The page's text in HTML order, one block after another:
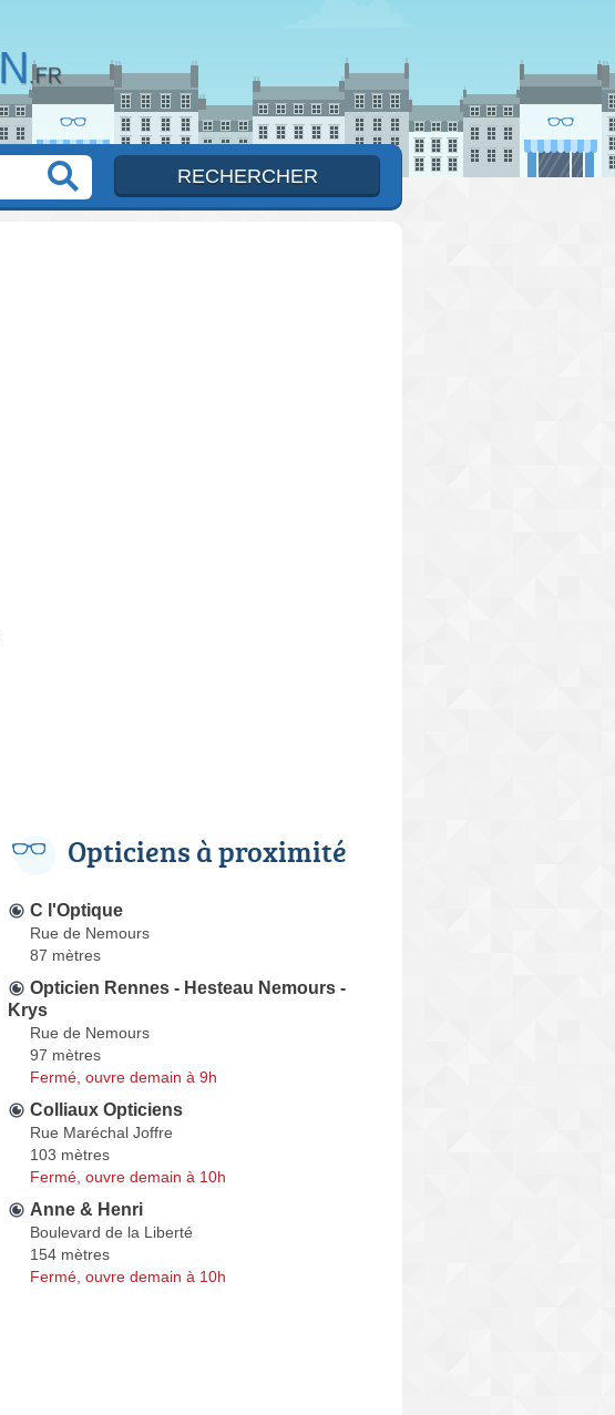
Opticiens à proximité
C l'Optique
Rue de Nemours
87 mètres
Opticien Rennes - Hesteau Nemours -
Krys
Rue de Nemours
97 mètres
Fermé, ouvre demain à 9h
Colliaux Opticiens
Rue Maréchal Joffre
103 mètres
Fermé, ouvre demain à 10h
Anne & Henri
Boulevard de la Liberté
154 mètres
Fermé, ouvre demain à 10h